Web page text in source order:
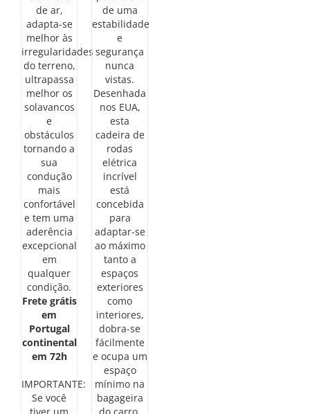
de ar,
adapta-se
melhor às
irregularidades
do terreno,
ultrapassa
melhor os
solavancos
e
obstáculos
tornando a
sua
condução
mais
confortável
e tem uma
aderência
excepcional
em
qualquer
condição.
Frete grátis
em
Portugal
continental
em 72h
IMPORTANTE:
Se você
de uma
estabilidade
e
segurança
nunca
vistas.
Desenhada
nos EUA,
esta
cadeira de
rodas
elétrica
incrível
está
concebida
para
adaptar-se
ao máximo
tanto a
espaços
exteriores
como
interiores,
dobra-se
fácilmente
e ocupa um
espaço
mínimo na
bagageira